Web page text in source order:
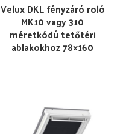
Velux DKL fényzáró roló
MK10 vagy 310
méretkódú tetőtéri
ablakokhoz 78×160